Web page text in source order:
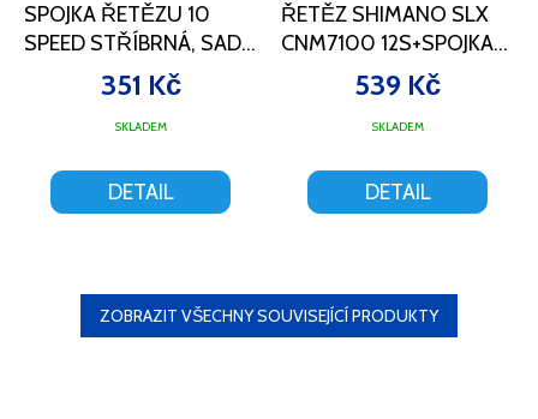
SPOJKA ŘETĚZU 10
SPEED STŘÍBRNÁ, SADA
SKLADEM
351 Kč
DETAIL
ŘETĚZ SHIMANO SLX
CNM7100 12S+SPOJKA
116Č KRAB
SKLADEM
539 Kč
DETAIL
ZOBRAZIT VŠECHNY SOUVISEJÍCÍ PRODUKTY